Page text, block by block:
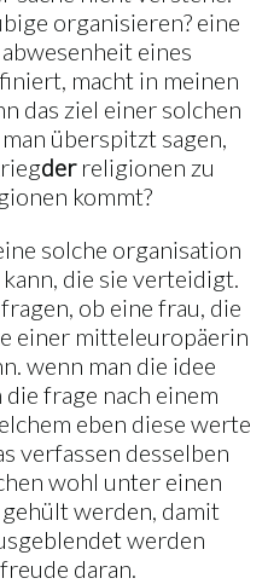
organisieren? eine
eines
macht in meinen
das ziel einer solchen
überspitzt sagen,
derreligionen zu
kommt?
solche organisation
die sie verteidigt.
ob eine frau, die
einer mitteleuropäerin
wenn man die idee
frage nach einem
eben diese werte
verfassen desselben
wohl unter einen
werden, damit
werden
daran.